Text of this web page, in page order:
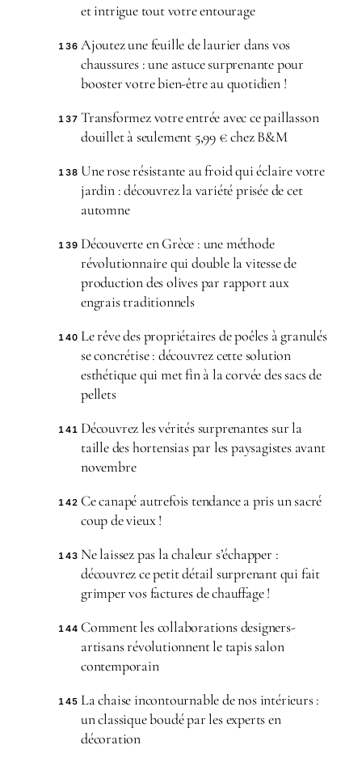
et intrigue tout votre entourage
136 Ajoutez une feuille de laurier dans vos
chaussures : une astuce surprenante pour
booster votre bien-être au quotidien !
137 Transformez votre entrée avec ce paillasson
douillet à seulement 5,99 € chez B&M
138 Une rose résistante au froid qui éclaire votre
jardin : découvrez la variété prisée de cet
automne
139 Découverte en Grèce : une méthode
révolutionnaire qui double la vitesse de
production des olives par rapport aux
engrais traditionnels
140 Le rêve des propriétaires de poêles à granulés
se concrétise : découvrez cette solution
esthétique qui met fin à la corvée des sacs de
pellets
141 Découvrez les vérités surprenantes sur la
taille des hortensias par les paysagistes avant
novembre
142 Ce canapé autrefois tendance a pris un sacré
coup de vieux !
143 Ne laissez pas la chaleur s’échapper :
découvrez ce petit détail surprenant qui fait
grimper vos factures de chauffage !
144 Comment les collaborations designers-
artisans révolutionnent le tapis salon
contemporain
145 La chaise incontournable de nos intérieurs :
un classique boudé par les experts en
décoration